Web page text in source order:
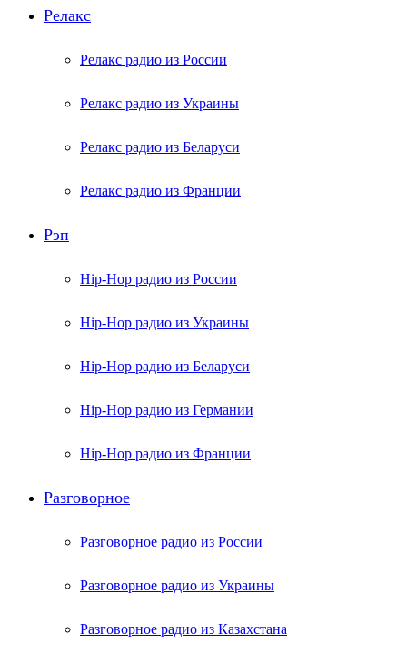
Релакс
Релакс радио из России
Релакс радио из Украины
Релакс радио из Беларуси
Релакс радио из Франции
Рэп
Hip-Hop радио из России
Hip-Hop радио из Украины
Hip-Hop радио из Беларуси
Hip-Hop радио из Германии
Hip-Hop радио из Франции
Разговорное
Разговорное радио из России
Разговорное радио из Украины
Разговорное радио из Казахстана